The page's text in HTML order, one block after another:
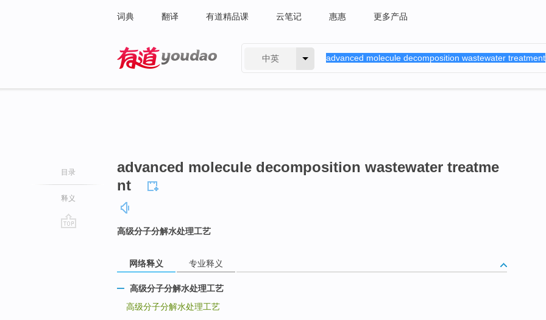
词典 翻译 有道精品课 云笔记 惠惠 更多产品
中英
目录
释义
advanced molecule decomposition wastewater treatme
nt
高级分子分解水处理工艺
网络释义 专业释义
高级分子分解水处理工艺
高级分子分解水处理工艺